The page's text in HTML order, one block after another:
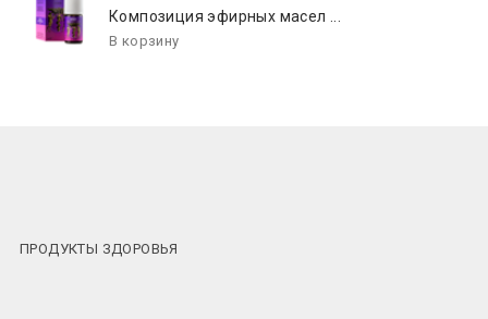
Композиция эфирных масел ...
ПРОДУКТЫ ЗДОРОВЬЯ